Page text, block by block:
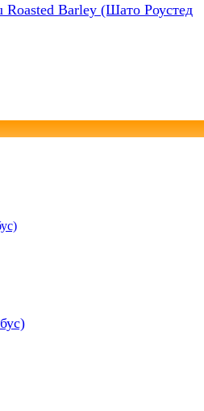
Barley (Шато Роустед